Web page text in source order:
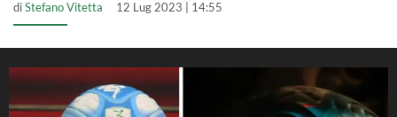
diStefano Vitetta 12 Lug 2023 | 14:55